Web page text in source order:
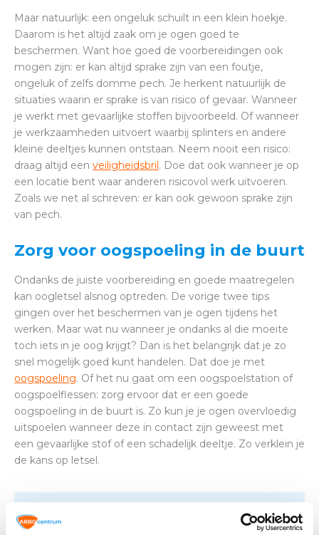
Maar natuurlijk: een ongeluk schuilt in een klein hoekje.
Daarom is het altijd zaak om je ogen goed te
beschermen. Want hoe goed de voorbereidingen ook
mogen zijn: er kan altijd sprake zijn van een foutje,
ongeluk of zelfs domme pech. Je herkent natuurlijk de
situaties waarin er sprake is van risico of gevaar. Wanneer
je werkt met gevaarlijke stoffen bijvoorbeeld. Of wanneer
je werkzaamheden uitvoert waarbij splinters en andere
kleine deeltjes kunnen ontstaan. Neem nooit een risico:
draag altijd een veiligheidsbril. Doe dat ook wanneer je op
een locatie bent waar anderen risicovol werk uitvoeren.
Zoals we net al schreven: er kan ook gewoon sprake zijn
van pech.
Zorg voor oogspoeling in de buurt
Ondanks de juiste voorbereiding en goede maatregelen
kan oogletsel alsnog optreden. De vorige twee tips
gingen over het beschermen van je ogen tijdens het
werken. Maar wat nu wanneer je ondanks al die moeite
toch iets in je oog krijgt? Dan is het belangrijk dat je zo
snel mogelijk goed kunt handelen. Dat doe je met
oogspoeling. Of het nu gaat om een oogspoelstation of
oogspoelflessen: zorg ervoor dat er een goede
oogspoeling in de buurt is. Zo kun je je ogen overvloedig
uitspoelen wanneer deze in contact zijn geweest met
een gevaarlijke stof of een schadelijk deeltje. Zo verklein je
de kans op letsel.
Altijd op de hoogte blijven van de